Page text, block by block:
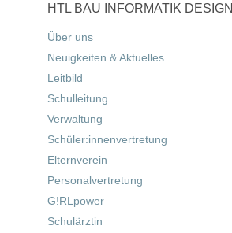
HTL BAU INFORMATIK DESIGN
Über uns
Neuigkeiten & Aktuelles
Leitbild
Schulleitung
Verwaltung
Schüler:innenvertretung
Elternverein
Personalvertretung
G!RLpower
Schulärztin